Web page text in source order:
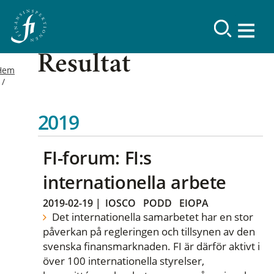
Resultat
2019
FI-forum: FI:s
internationella arbete
2019-02-19 | IOSCO PODD EIOPA
Det internationella samarbetet har en stor
påverkan på regleringen och tillsynen av den
svenska finansmarknaden. FI är därför aktivt i
över 100 internationella styrelser,